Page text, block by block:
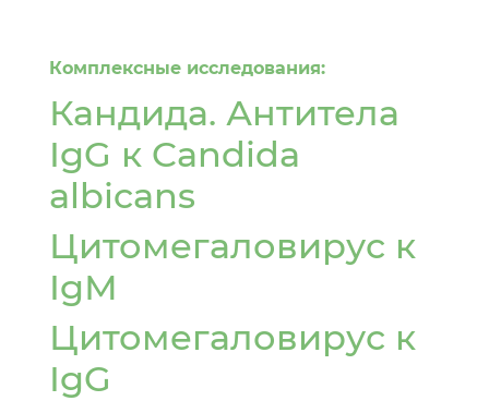
Комплексные исследования:
Кандида. Антитела
IgG к Candida
albicans
Цитомегаловирус к
IgМ
Цитомегаловирус к
IgG
Рудный
С
Сатпаев
Т
Талдыкорган
Тараз